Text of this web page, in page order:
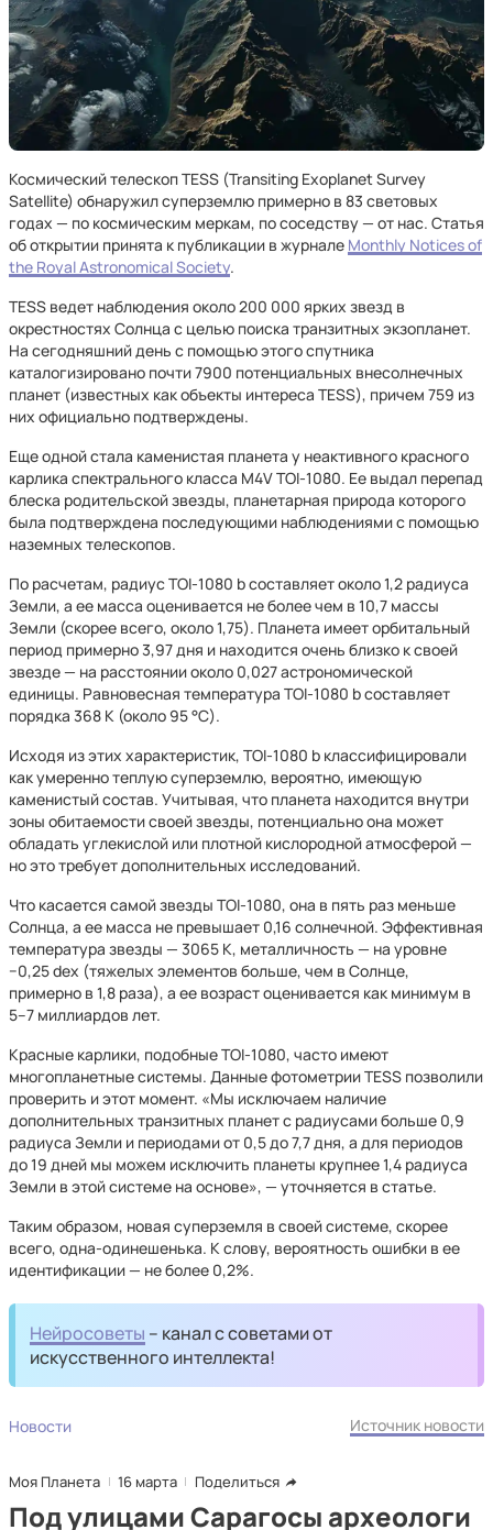
Космический телескоп TESS (Transiting Exoplanet Survey
Satellite) обнаружил суперземлю примерно в 83 световых
годах — по космическим меркам, по соседству — от нас. Статья
об открытии принята к публикации в журнале Monthly Notices of
the Royal Astronomical Society.
TESS ведет наблюдения около 200 000 ярких звезд в
окрестностях Солнца с целью поиска транзитных экзопланет.
На сегодняшний день с помощью этого спутника
каталогизировано почти 7900 потенциальных внесолнечных
планет (известных как объекты интереса TESS), причем 759 из
них официально подтверждены.
Еще одной стала каменистая планета у неактивного красного
карлика спектрального класса M4V TOI-1080. Ее выдал перепад
блеска родительской звезды, планетарная природа которого
была подтверждена последующими наблюдениями с помощью
наземных телескопов.
По расчетам, радиус TOI-1080 b составляет около 1,2 радиуса
Земли, а ее масса оценивается не более чем в 10,7 массы
Земли (скорее всего, около 1,75). Планета имеет орбитальный
период примерно 3,97 дня и находится очень близко к своей
звезде — на расстоянии около 0,027 астрономической
единицы. Равновесная температура TOI-1080 b составляет
порядка 368 К (около 95 °C).
Исходя из этих характеристик, TOI-1080 b классифицировали
как умеренно теплую суперземлю, вероятно, имеющую
каменистый состав. Учитывая, что планета находится внутри
зоны обитаемости своей звезды, потенциально она может
обладать углекислой или плотной кислородной атмосферой —
но это требует дополнительных исследований.
Что касается самой звезды TOI-1080, она в пять раз меньше
Солнца, а ее масса не превышает 0,16 солнечной. Эффективная
температура звезды — 3065 К, металличность — на уровне
−0,25 dex (тяжелых элементов больше, чем в Солнце,
примерно в 1,8 раза), а ее возраст оценивается как минимум в
5–7 миллиардов лет.
Красные карлики, подобные TOI-1080, часто имеют
многопланетные системы. Данные фотометрии TESS позволили
проверить и этот момент. «Мы исключаем наличие
дополнительных транзитных планет с радиусами больше 0,9
радиуса Земли и периодами от 0,5 до 7,7 дня, а для периодов
до 19 дней мы можем исключить планеты крупнее 1,4 радиуса
Земли в этой системе на основе», — уточняется в статье.
Таким образом, новая суперземля в своей системе, скорее
всего, одна-одинешенька. К слову, вероятность ошибки в ее
идентификации — не более 0,2%.
Нейросоветы – канал с советами от
искусственного интеллекта!
Новости Источник новости
Моя Планета 16 марта Поделиться
Под улицами Сарагосы археологи